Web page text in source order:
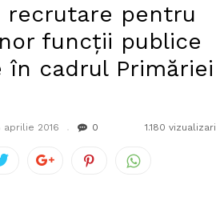
recrutare pentru
funcții publice
în cadrul Primăriei
aprilie 2016 0 1.180 vizualizari